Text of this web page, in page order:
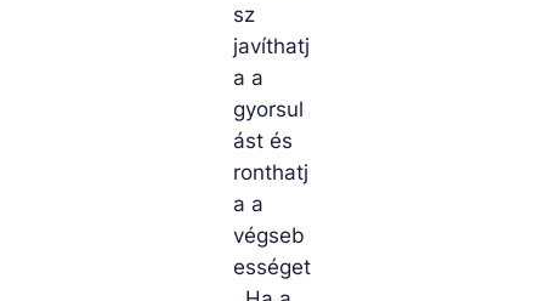
sz
javíthatj
a a
gyorsul
ást és
ronthatj
a a
végseb
ességet